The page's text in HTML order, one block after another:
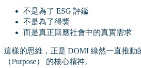
不是為了 ESG 評鑑
不是為了得獎
而是真正回應社會中的真實需求
這樣的思維，正是 DOMI 綠然一直推動
（Purpose） 的核心精神。